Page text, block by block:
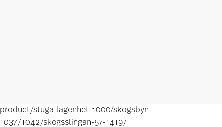
product/stuga-lagenhet-1000/skogsbyn-
1037/1042/skogsslingan-57-1419/